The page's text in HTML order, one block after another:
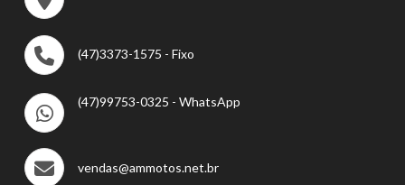
(47)3373-1575 - Fixo
(47)99753-0325 - WhatsApp
vendas@ammotos.net.br